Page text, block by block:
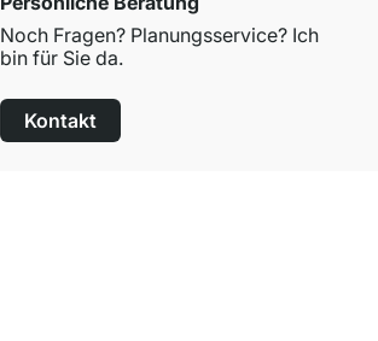
Noch Fragen? Planungsservice? Ich
bin für Sie da.
Kontakt